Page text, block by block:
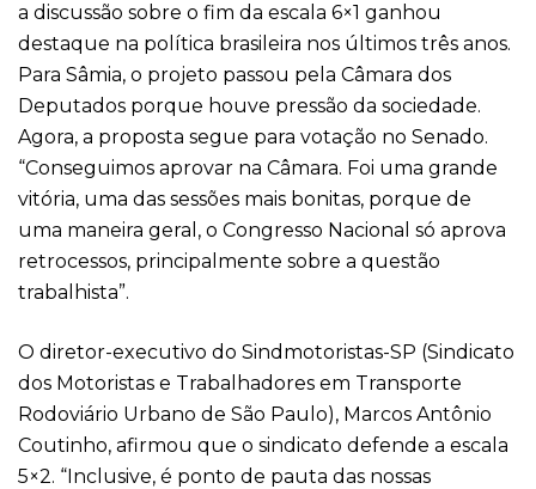
a discussão sobre o fim da escala 6×1 ganhou
destaque na política brasileira nos últimos três anos.
Para Sâmia, o projeto passou pela Câmara dos
Deputados porque houve pressão da sociedade.
Agora, a proposta segue para votação no Senado.
“Conseguimos aprovar na Câmara. Foi uma grande
vitória, uma das sessões mais bonitas, porque de
uma maneira geral, o Congresso Nacional só aprova
retrocessos, principalmente sobre a questão
trabalhista”.
O diretor-executivo do Sindmotoristas-SP (Sindicato
dos Motoristas e Trabalhadores em Transporte
Rodoviário Urbano de São Paulo), Marcos Antônio
Coutinho, afirmou que o sindicato defende a escala
5×2. “Inclusive, é ponto de pauta das nossas